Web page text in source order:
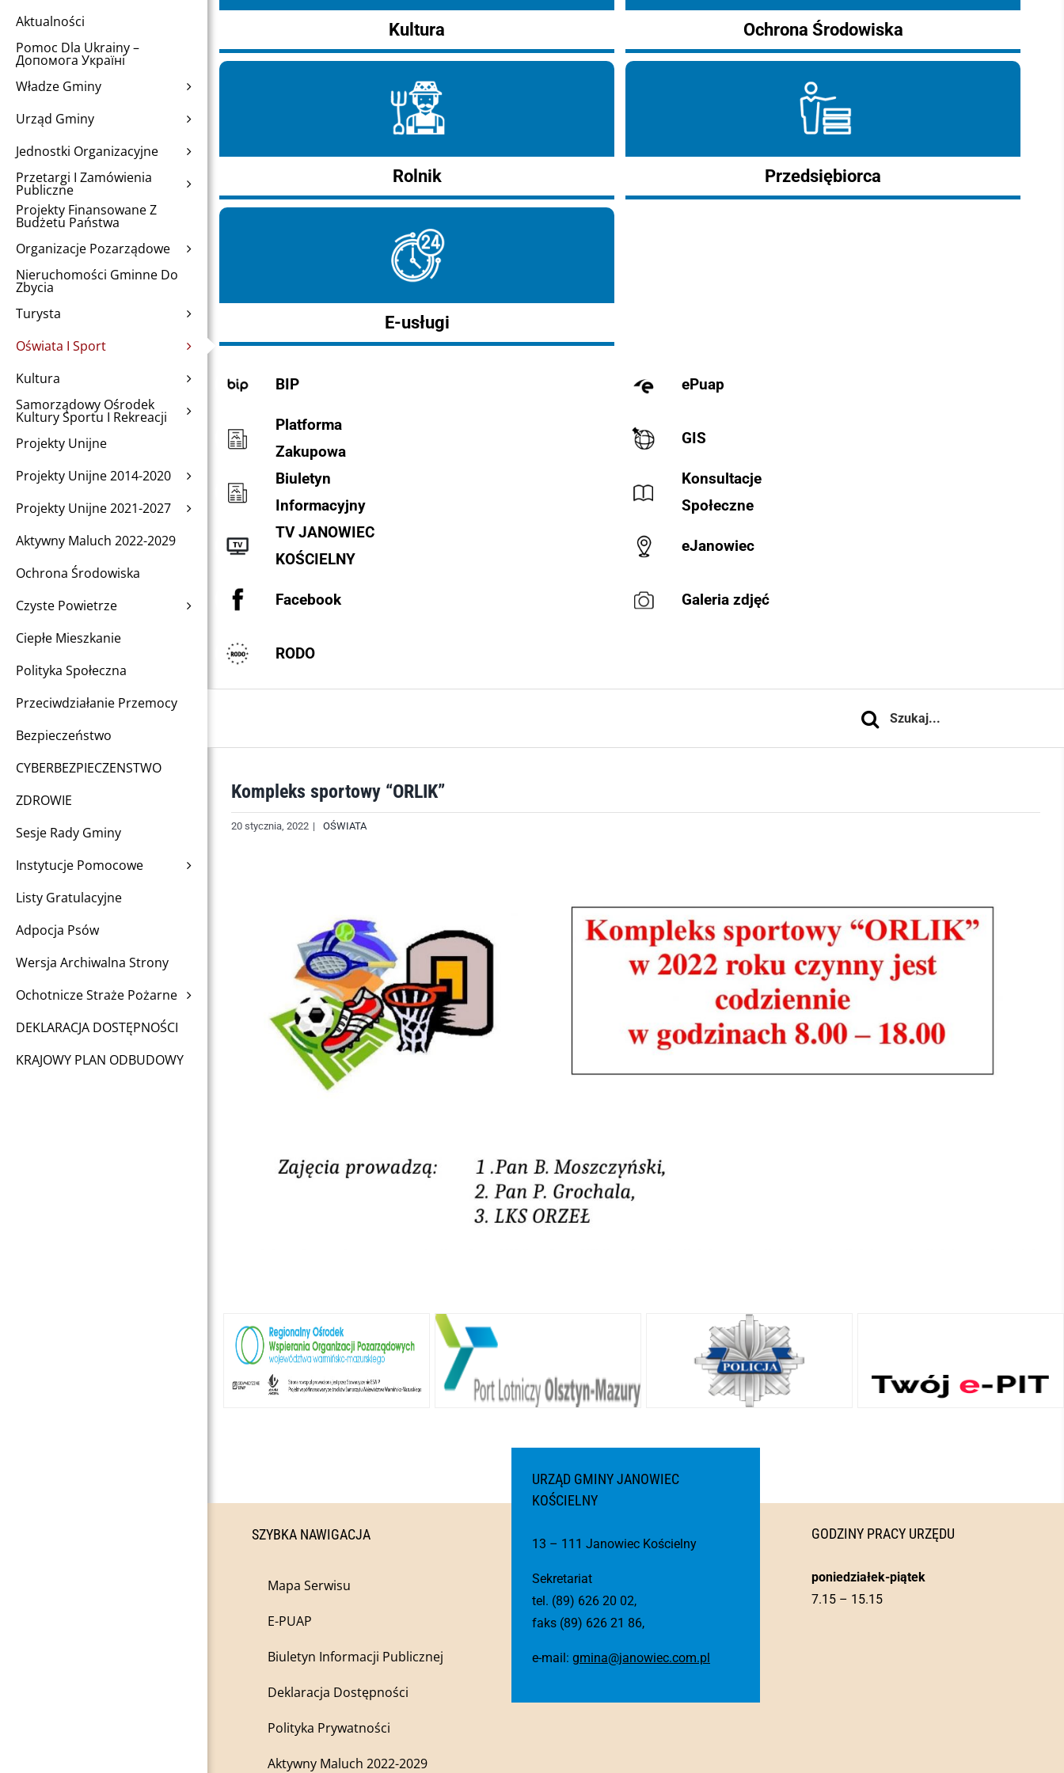
Aktualności
Pomoc Dla Ukrainy –
Допомога Україні
Władze Gminy
Urząd Gminy
Jednostki Organizacyjne
Przetargi I Zamówienia
Publiczne
Projekty Finansowane Z
Budżetu Państwa
Organizacje Pozarządowe
Nieruchomości Gminne Do
Zbycia
Turysta
Oświata I Sport
Kultura
Samorządowy Ośrodek
Kultury Sportu I Rekreacji
Projekty Unijne
Projekty Unijne 2014-2020
Projekty Unijne 2021-2027
Aktywny Maluch 2022-2029
Ochrona Środowiska
Czyste Powietrze
Ciepłe Mieszkanie
Polityka Społeczna
Przeciwdziałanie Przemocy
Bezpieczeństwo
CYBERBEZPIECZENSTWO
ZDROWIE
Sesje Rady Gminy
Instytucje Pomocowe
Listy Gratulacyjne
Adpocja Psów
Wersja Archiwalna Strony
Ochotnicze Straże Pożarne
DEKLARACJA DOSTĘPNOŚCI
KRAJOWY PLAN ODBUDOWY
Kultura Ochrona Środowiska
Rolnik Przedsiębiorca
E-usługi
BIP ePuap
Platforma
Zakupowa
GIS
Biuletyn
Informacyjny
Konsultacje
Społeczne
TV JANOWIEC
KOŚCIELNY
eJanowiec
Facebook Galeria zdjęć
RODO
Szukaj
Kompleks sportowy “ORLIK”
20 stycznia, 2022 | OŚWIATA
SZYBKA NAWIGACJA
Mapa Serwisu
E-PUAP
Biuletyn Informacji Publicznej
Deklaracja Dostępności
Polityka Prywatności
Aktywny Maluch 2022-2029
URZĄD GMINY JANOWIEC
KOŚCIELNY
13 – 111 Janowiec Kościelny
Sekretariat
tel. (89) 626 20 02,
faks (89) 626 21 86,
e-mail: gmina@janowiec.com.pl
GODZINY PRACY URZĘDU
poniedziałek-piątek
7.15 – 15.15